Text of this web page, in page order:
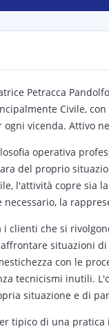
Petracca
Civile,
ogni vicenda. Attivo
operativa
del proprio
l'attività copre sia
necessario, la
i clienti che si
situazioni di
con le
tecnicismi inutili.
situazione e di
tipico di una